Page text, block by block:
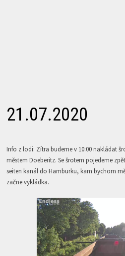
21.07.2020
Info z lodi: Zítra budeme v 10:00 nakládat
městem Doeberitz. Se šrotem pojedeme
seiten kanál do Hamburku, kam bychom
začne vykládka.